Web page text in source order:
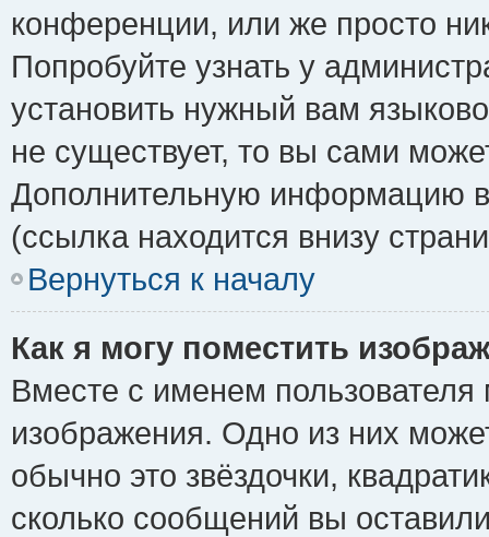
конференции, или же просто
Попробуйте узнать у
установить нужный вам
не существует, то вы сами
Дополнительную информацию
(ссылка находится внизу
Вернуться к началу
Как я могу поместить
Вместе с именем пользователя
изображения. Одно из них
обычно это звёздочки,
сколько сообщений вы